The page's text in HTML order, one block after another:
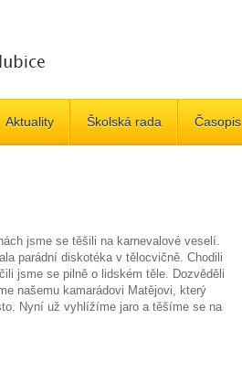
Aktuality Školská rada Časopis
jsme se těšili na karnevalové veselí.
parádní diskotéka v tělocvičně. Chodili
jsme se pilně o lidském těle. Dozvěděli
našemu kamarádovi Matějovi, který
Nyní už vyhlížíme jaro a těšíme se na